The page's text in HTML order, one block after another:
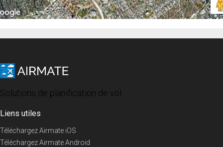
Solutions de planification de vol
Liens utiles
Téléchargez Airmate iOS
Téléchargez Airmate Android